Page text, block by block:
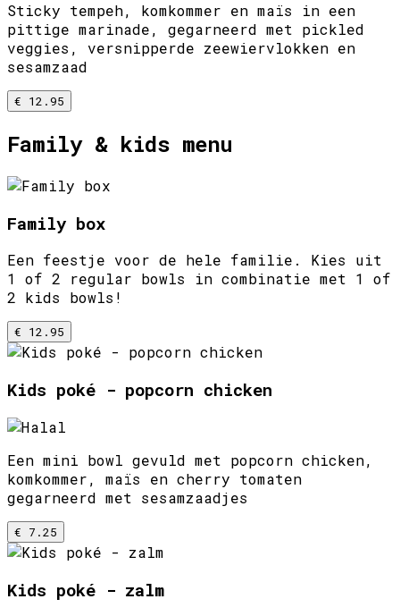
Sticky tempeh, komkommer en maïs in een
pittige marinade, gegarneerd met pickled
veggies, versnipperde zeewiervlokken en
sesamzaad
€ 12.95
Family & kids menu
Family box
Een feestje voor de hele familie. Kies uit
1 of 2 regular bowls in combinatie met 1 of
2 kids bowls!
€ 12.95
Kids poké - popcorn chicken
Een mini bowl gevuld met popcorn chicken,
komkommer, maïs en cherry tomaten
gegarneerd met sesamzaadjes
€ 7.25
Kids poké - zalm